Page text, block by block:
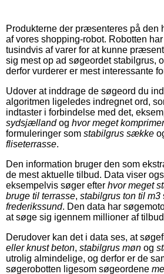
Produkterne der præsenteres på den
af vores shopping-robot. Robotten
tusindvis af varer for at kunne
sig mest op ad søgeordet stabilgrus,
derfor vurderer er mest interessante
Udover at inddrage de søgeord du
algoritmen ligeledes indregnet ord,
indtaster i forbindelse med det,
sydsjællandog hvor meget
formuleringer som stabilgrus sække
fliseterrasse.
Den information bruger den som
de mest aktuelle tilbud. Data viser
eksempelvis søger efter hvor meget
bruge til terrasse, stabilgrus ton til m3
frederikssund. Den data har
at søge sig igennem millioner af
Derudover kan det i data ses, at
eller knust beton, stabilgrus møn og
utrolig almindelige, og derfor er de
søgerobotten ligesom søgeordene